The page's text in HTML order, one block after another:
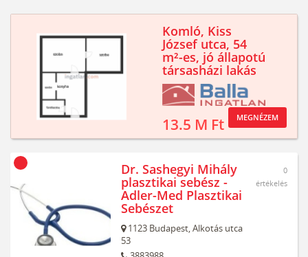
Komló, Kiss
József utca, 54
m²-es, jó állapotú
társasházi lakás
13.5 M Ft MEGNÉZEM
Dr. Sashegyi Mihály
plasztikai sebész -
Adler-Med Plasztikai
Sebészet
1123 Budapest,Alkotás utca
53
0
értékelés